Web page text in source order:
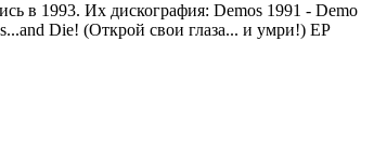
в 1993. Их дискография: Demos 1991 - Demo
Die! (Открой свои глаза... и умри!) EP